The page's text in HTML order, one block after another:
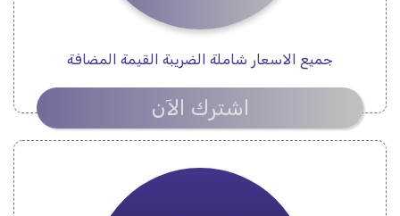
جميع الاسعار شاملة الضريبة القيمة المضافة
اشترك الآن